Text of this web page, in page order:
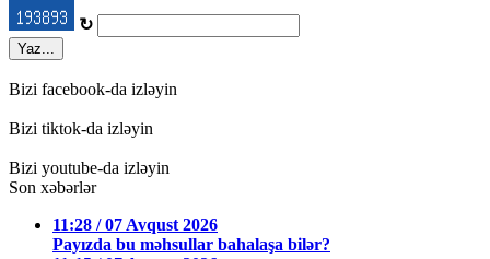
↻
Yaz...
Bizi facebook-da izləyin
Bizi tiktok-da izləyin
Bizi youtube-da izləyin
Son xəbərlər
11:28 / 07 Avqust 2026
Payızda bu məhsullar bahalaşa bilər?